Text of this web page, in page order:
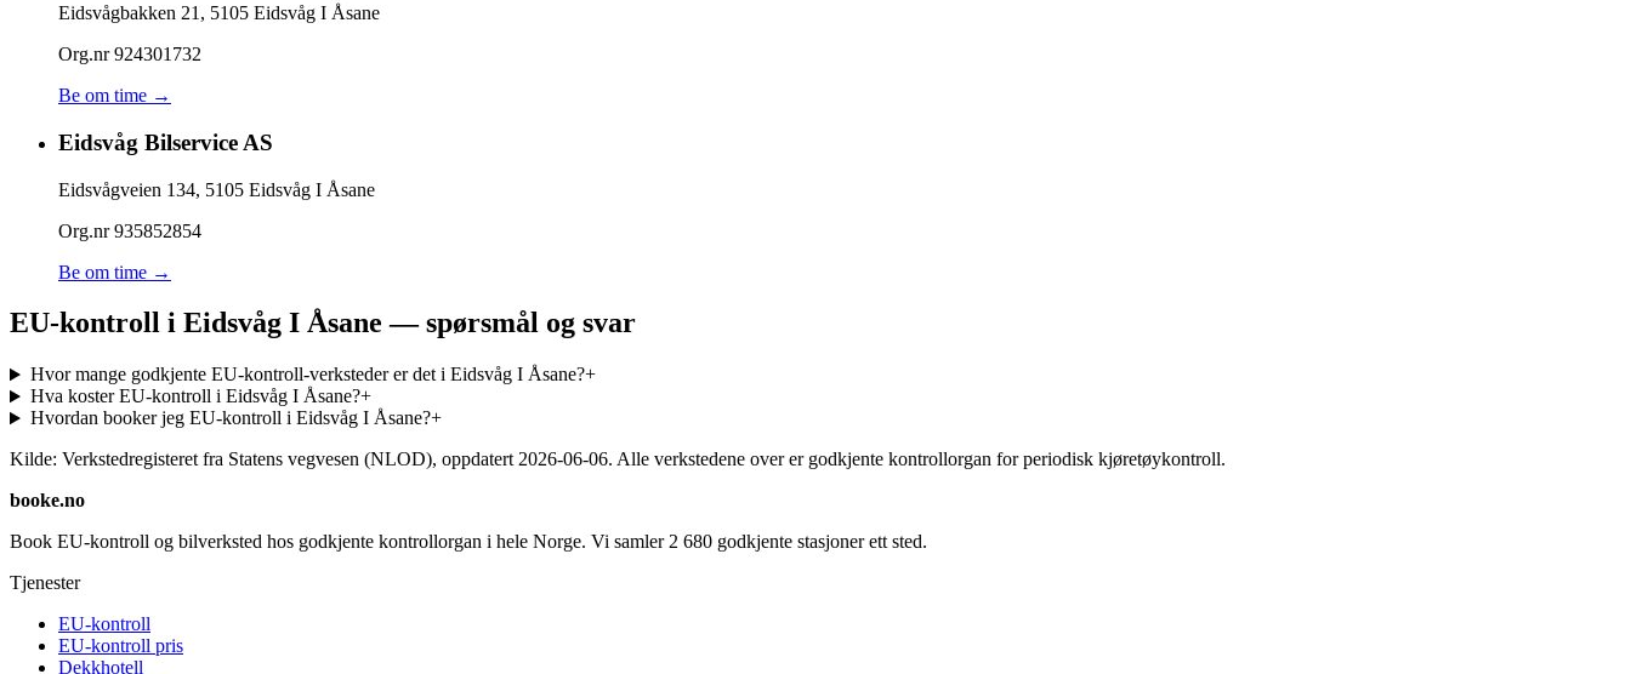
Eidsvågbakken 21 , 5105 Eidsvåg I Åsane
Org.nr924301732
Be om time →
Eidsvåg Bilservice AS
Eidsvågveien 134, 5105 Eidsvåg I Åsane
Org.nr935852854
Be om time →
EU-kontroll i Eidsvåg I Åsane — spørsmål og svar
Hvor mange godkjente EU-kontroll-verksteder er det i Eidsvåg I Åsane?+
Hva koster EU-kontroll i Eidsvåg I Åsane?+
Hvordan booker jeg EU-kontroll i Eidsvåg I Åsane?+
Kilde: Verkstedregisteret fra Statens vegvesen (NLOD), oppdatert 2026-06-06. Alle verkstedene over er godkjente kontrollorgan for periodisk kjøretøykontroll.
booke.no
Book EU-kontroll og bilverksted hos godkjente kontrollorgan i hele Norge. Vi samler 2 680 godkjente stasjoner ett sted.
Tjenester
EU-kontroll
EU-kontroll pris
Dekkhotell